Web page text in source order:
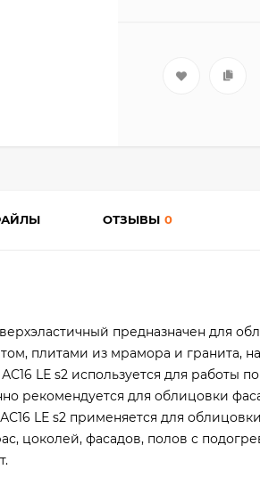
ОТЗЫВЫ 0
предназначен для
плитами из мрамора и гранита,
LЕ s2 используется для работы
рекомендуется для облицовки
LЕ s2 применяется для облицовки
цоколей, фасадов, полов с